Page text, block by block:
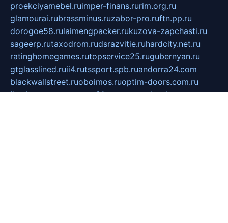
proekciyamebel.ruimper-finans.rurim.org.ru
glamourai.rubrassminus.ruzabor-pro.ruftn.pp.ru
dorogoe58.rulaimengpacker.rukuzova-zapchasti.ru
sageerp.rutaxodrom.rudsrazvitie.ruhardcity.net.ru
ratinghomegames.rutopservice25.rugubernyan.ru
gtglasslined.ruii4.rutssport.spb.ruandorra24.com
blackwallstreet.ruoboimos.ruoptim-doors.com.ru
ikuch.runycr.org.runpa21.ruvremya-ch.spb.ru